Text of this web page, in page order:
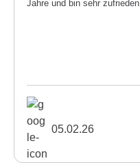
Jahre und bin sehr zufrieden.
05.02.26